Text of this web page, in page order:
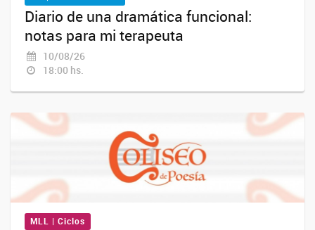
Diario de una dramática funcional:
notas para mi terapeuta
10/08/26
18:00 hs.
MLL | Ciclos